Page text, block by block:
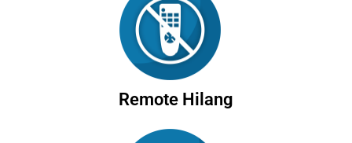
Remote Hilang